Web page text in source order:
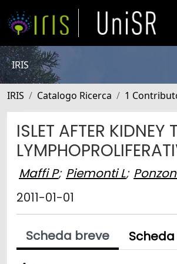
IRIS
IRIS Catalogo Ricerca 1
ISLET AFTER
Maffi P; Piemonti L;
2011-01-01
Scheda breve